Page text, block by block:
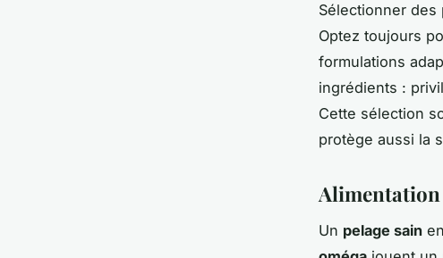
Sélectionner
Optez toujours
formulations
ingrédients :
Cette sélection
protège aussi la
Alimentation
Un pelage sain